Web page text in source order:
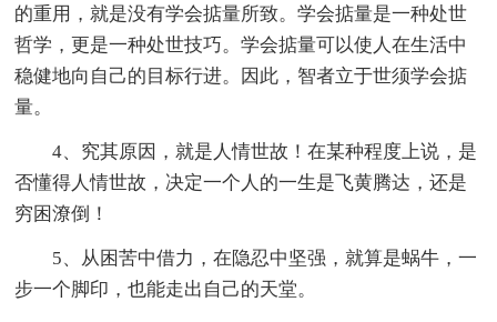
的重用，就是没有学会掂量所致。学会掂量是一种处世
哲学，更是一种处世技巧。学会掂量可以使人在生活中
稳健地向自己的目标行进。因此，智者立于世须学会掂
量。
4、究其原因，就是人情世故！在某种程度上说，是
否懂得人情世故，决定一个人的一生是飞黄腾达，还是
穷困潦倒！
5、从困苦中借力，在隐忍中坚强，就算是蜗牛，一
步一个脚印，也能走出自己的天堂。